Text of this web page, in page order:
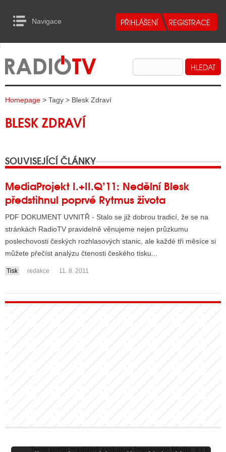
Navigace
RADIA
TELEVIZE
INTERNET
TISK
RADIA
RÁDIÍ
RÁDIÍ
VYSÍLAČE
TELEVIZE
INTERNET
RÁDIA
STRÁNKY RÁDIÍ
STRÁNKY TV
to Content
Homepage > Tagy > Blesk Zdraví
BLESK ZDRAVÍ
SOUVISEJÍCÍ ČLÁNKY
MediaProjekt I.+II.Q’11: Nedělní Blesk
předstihnul poprvé Rytmus života
PDF DOKUMENT UVNITŘ - Stalo se již dobrou tradicí, že se na
stránkách RadioTV pravidelně věnujeme nejen průzkumu
poslechovosti českých rozhlasových stanic, ale každé tři měsíce si
můžete přečíst analýzu čtenosti českého tisku...
Tisk redakce 11. 8. 2011
Tento portál mediálně zastupuje Impression Media, s.r.o.